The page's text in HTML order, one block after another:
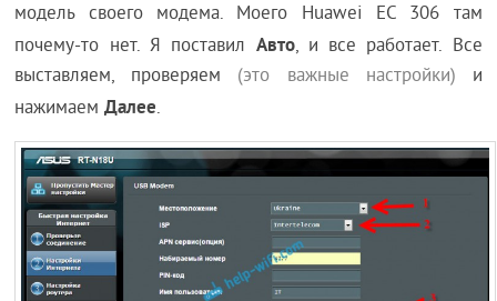
модель своего модема. Моего Huawei EC 306 там
почему-то нет. Я поставил Авто, и все работает. Все
выставляем, проверяем (это важные настройки) и
нажимаемДалее.